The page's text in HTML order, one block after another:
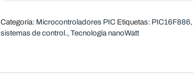
Categoría: Microcontroladores PIC Etiquetas: PIC16F886,
sistemas de control., Tecnología nanoWatt